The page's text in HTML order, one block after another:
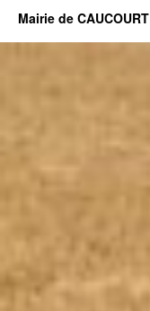
Mairie de CAUCOURT